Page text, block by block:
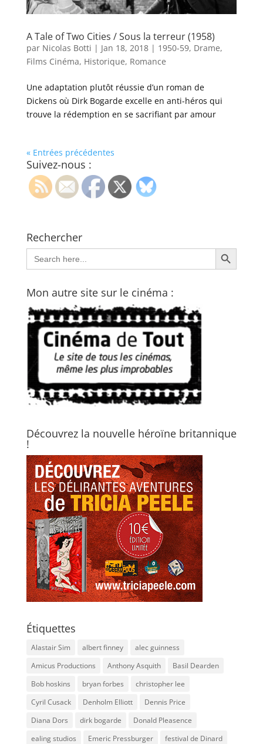
A Tale of Two Cities / Sous la terreur (1958)
par Nicolas Botti | Jan 18, 2018| 1950-59, Drame,
Films Cinéma, Historique, Romance
Une adaptation plutôt réussie d’un roman de
Dickens où Dirk Bogarde excelle en anti-héros qui
trouve la rédemption en se sacrifiant par amour
« Entrées précédentes
Suivez-nous :
Rechercher
Search
for:
Search Button
Mon autre site sur le cinéma :
Découvrez la nouvelle héroïne britannique
!
Étiquettes
Alastair Sim albert finney
alec guinness
Amicus Productions
Anthony Asquith
Basil Dearden
Bob hoskins
bryan forbes
christopher lee
Cyril Cusack
Denholm Elliott
Dennis Price
Diana Dors
dirk bogarde
Donald Pleasence
ealing studios
Emeric Pressburger
festival de Dinard